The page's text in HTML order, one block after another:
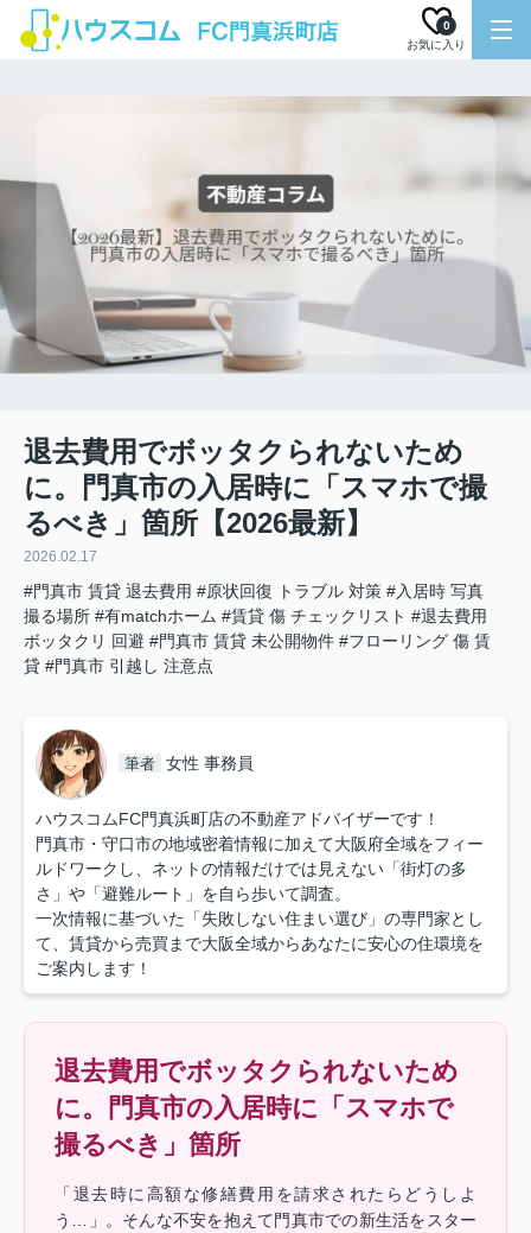
お気に入り
0
退去費用でボッタクられないため
に。門真市の入居時に「スマホで撮
るべき」箇所【2026最新】
2026.02.17
#門真市 賃貸 退去費用 #原状回復 トラブル 対策 #入居時 写真
撮る場所 #有matchホーム #賃貸 傷 チェックリスト #退去費用
ボッタクリ 回避 #門真市 賃貸 未公開物件 #フローリング 傷 賃
貸 #門真市 引越し 注意点
筆者 女性 事務員
ハウスコムFC門真浜町店の不動産アドバイザーです！
門真市・守口市の地域密着情報に加えて大阪府全域をフィー
ルドワークし、ネットの情報だけでは見えない「街灯の多
さ」や「避難ルート」を自ら歩いて調査。
一次情報に基づいた「失敗しない住まい選び」の専門家とし
て、賃貸から売買まで大阪全域からあなたに安心の住環境を
ご案内します！
退去費用でボッタクられないため
に。門真市の入居時に「スマホで
撮るべき」箇所
「退去時に高額な修繕費用を請求されたらどうしよ
う…」。そんな不安を抱えて門真市での新生活をスター